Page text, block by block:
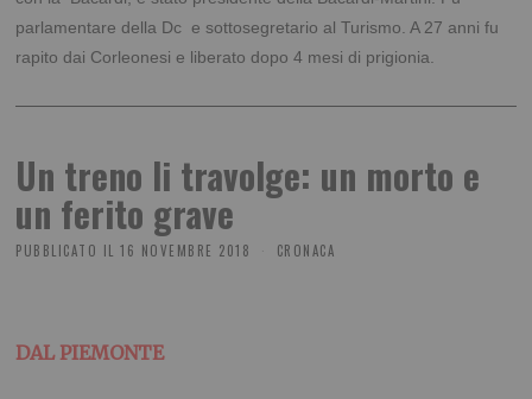
parlamentare della Dc e sottosegretario al Turismo. A 27 anni fu
rapito dai Corleonesi e liberato dopo 4 mesi di prigionia.
Un treno li travolge: un morto e
un ferito grave
PUBBLICATO IL 16 NOVEMBRE 2018 CRONACA
DAL PIEMONTE